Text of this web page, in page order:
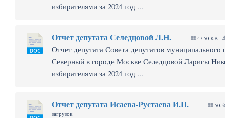
избирателями за 2024 год ...
Отчет депутата Селедцовой Л.Н. 47.50 KB
Отчет депутата Совета депутатов муниципального
Северный в городе Москве Селедцовой Ларисы
избирателями за 2024 год ...
Отчет депутата Исаева-Рустаева И.П.
загрузок